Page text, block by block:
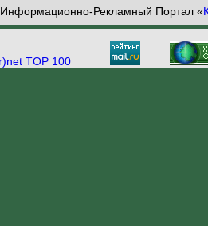
Информационно-Рекламный Портал «